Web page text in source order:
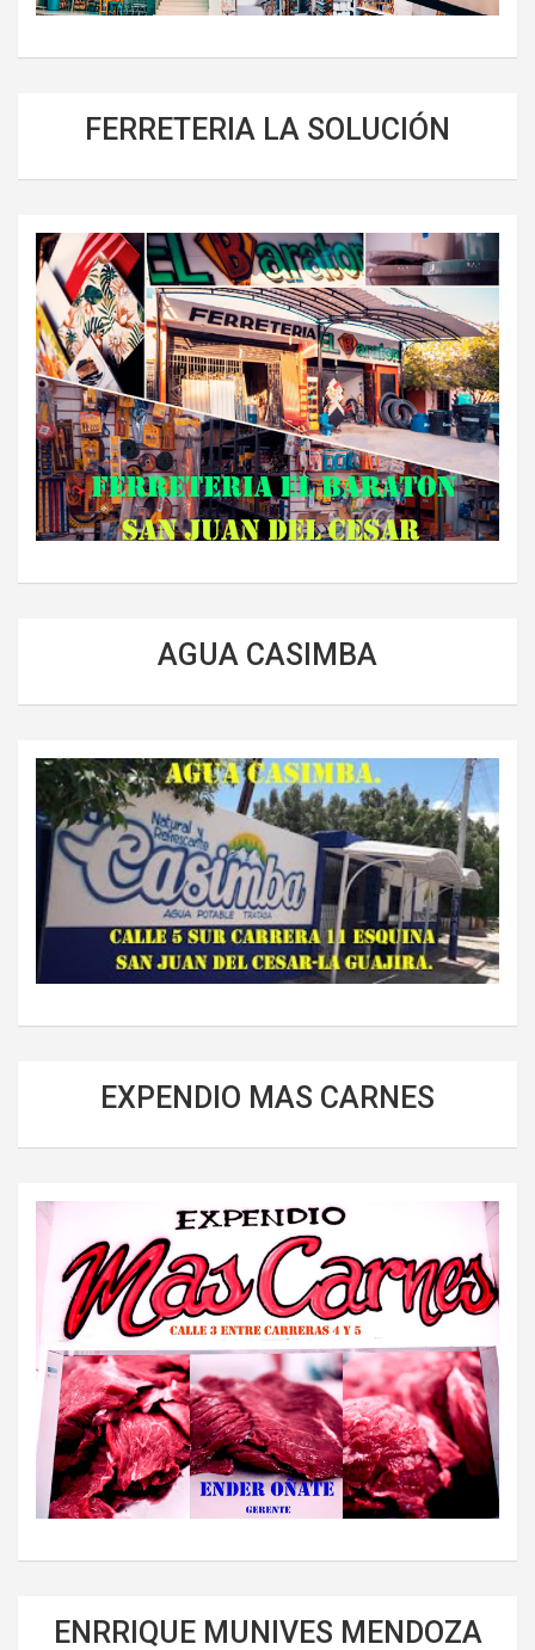
FERRETERIA LA SOLUCIÓN
AGUA CASIMBA
EXPENDIO MAS CARNES
ENRRIQUE MUNIVES MENDOZA